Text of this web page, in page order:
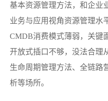
基本资源管理方法，和企业
业务与应用视角资源管理水
CMDB消费模式薄弱，关键
开放式插口不够，没法合理
生命周期管理方法、全链路
析等场所。